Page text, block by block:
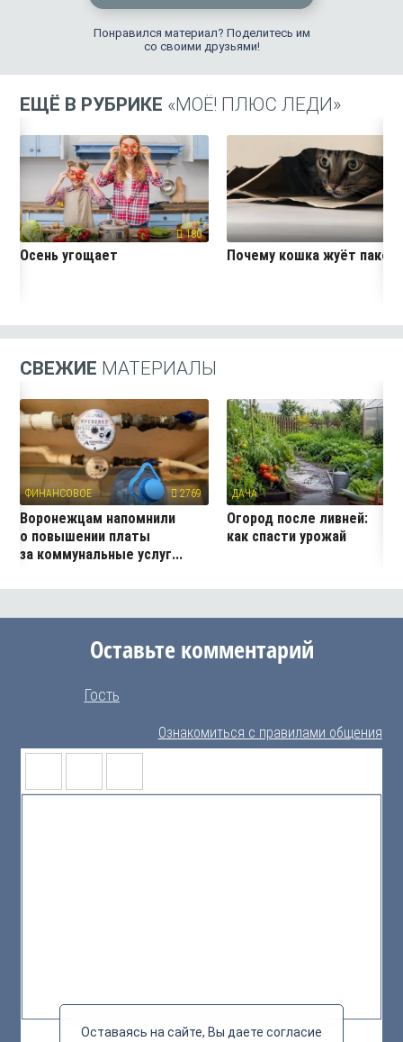
Понравился материал? Поделитесь им
со своими друзьями!
ЕЩЁ В РУБРИКЕ «МОЁ! ПЛЮС ЛЕДИ»
180
Осень угощает Почему кошка жуёт
СВЕЖИЕ МАТЕРИАЛЫ
ФИНАНСОВОЕ 2769
Воронежцам напомнили
о повышении платы
за коммунальные услуг...
ДАЧА
Огород после ливней:
как спасти урожай
Оставьте комментарий
Гость
Ознакомиться с правилами общения
Оставаясь на сайте, Вы даете согласие